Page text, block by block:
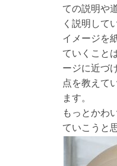
ての説明や
く説明して
イメージを
ていくこと
ージに近づ
点を教えて
ます。
もっとかわ
ていこうと